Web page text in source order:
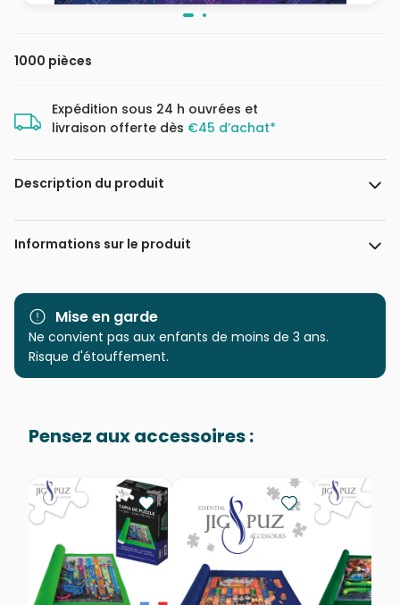
1000 pièces
Expédition sous 24 h ouvrées et
livraison offerte dès €45 d’achat*
Description du produit
David Mateu
Informations sur le produit
Marque Magnolia
Catégorie Puzzles - Autres animaux
Age
Puzzle pour Adultes (500 à
Provenance Puzzles fabriqués en France
EAN 8699375068856
Nombre de pièces 1000 pièces
Dimensions 68 x 48 cm
Mise en garde
Ne convient pas aux enfants de moins de 3 ans.
Risque d'étouffement.
Pensez aux accessoires :